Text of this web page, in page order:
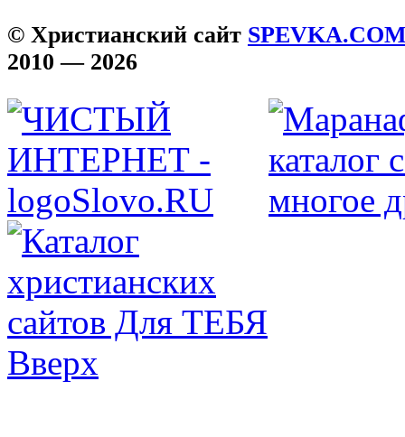
© Христианский сайт
2010 — 2026
Вверх